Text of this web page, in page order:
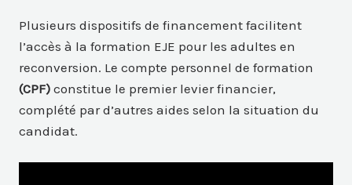
Plusieurs dispositifs de financement facilitent
l’accès à la formation EJE pour les adultes en
reconversion. Le compte personnel de formation
(CPF) constitue le premier levier financier,
complété par d’autres aides selon la situation du
candidat.